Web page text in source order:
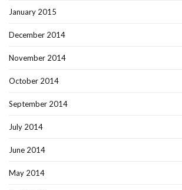
January 2015
December 2014
November 2014
October 2014
September 2014
July 2014
June 2014
May 2014